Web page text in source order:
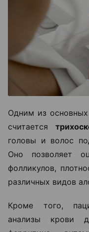
Одним из основных
считается
головы и волос
Оно позволяет
фолликулов,
различных видов
Кроме того,
анализы крови